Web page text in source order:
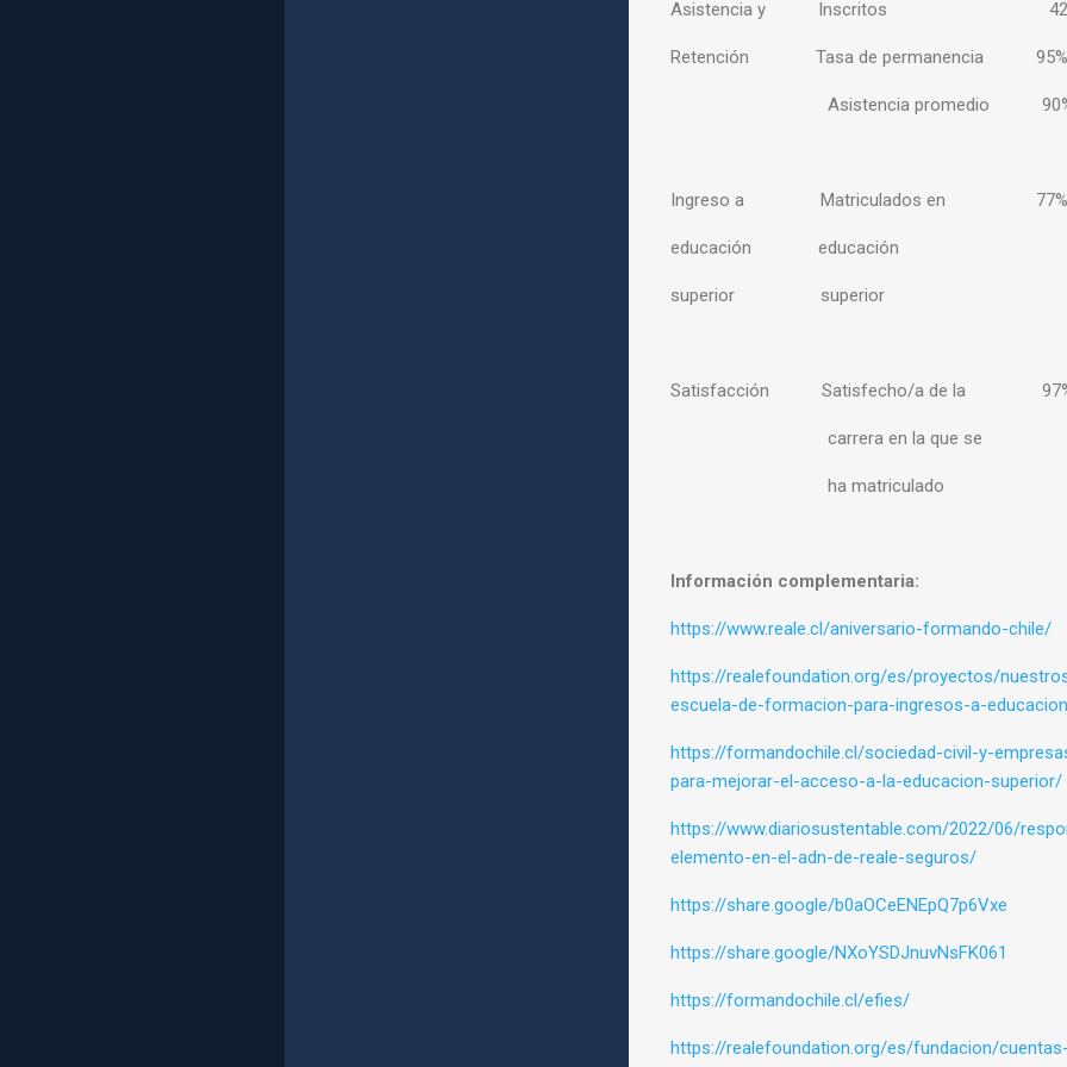
Asistencia y Inscritos 42
Retención Tasa de permanencia 95%
Asistencia promedio
Ingreso a Matriculados en 77%
educación educación
superior superior
Satisfacción Satisfecho/a de la
carrera en la que se
ha matriculado
Información complementaria:
https://www.reale.cl/aniversario-formando-chile/
https://realefoundation.org/es/proyectos/
escuela-de-formacion-para-ingresos-a-
https://formandochile.cl/sociedad-civil-y-
para-mejorar-el-acceso-a-la-educacion-superior/
https://www.diariosustentable.com/2022/06/
elemento-en-el-adn-de-reale-seguros/
https://share.google/b0aOCeENEpQ7p6Vxe
https://share.google/NXoYSDJnuvNsFK061
https://formandochile.cl/efies/
https://realefoundation.org/es/fundacion/